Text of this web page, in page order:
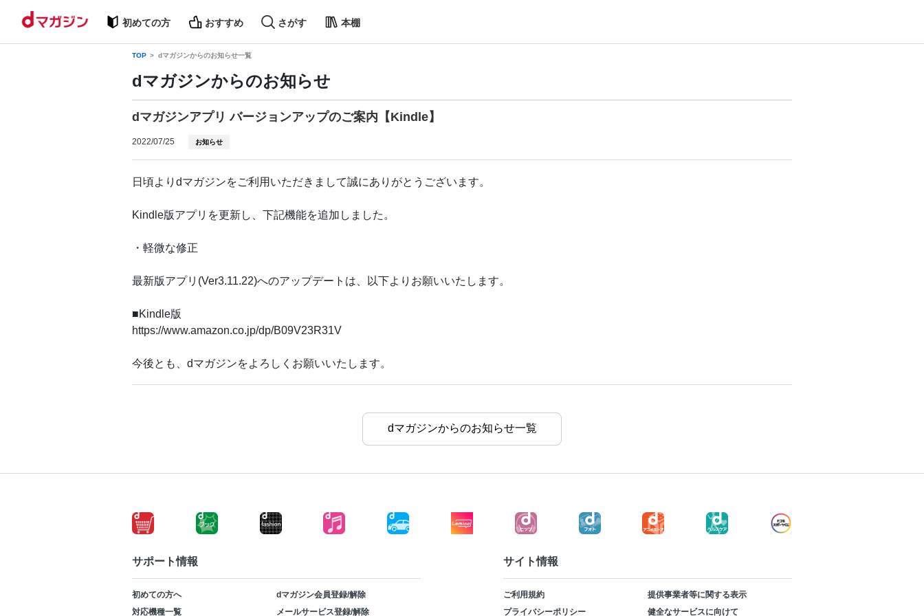
初めての方 おすすめ さがす 本棚
TOP dマガジンからのお知らせ一覧
dマガジンからのお知らせ
dマガジンアプリ バージョンアップのご案内【Kindle】
2022/07/25 お知らせ
日頃よりdマガジンをご利用いただきまして誠にありがとうございます。
Kindle版アプリを更新し、下記機能を追加しました。
・軽微な修正
最新版アプリ(Ver3.11.22)へのアップデートは、以下よりお願いいたします。
■Kindle版
https://www.amazon.co.jp/dp/B09V23R31V
今後とも、dマガジンをよろしくお願いいたします。
dマガジンからのお知らせ一覧
サポート情報
初めての方へ
dマガジン会員登録/解除
対応機種一覧
メールサービス登録/解除
サイト情報
ご利用規約
提供事業者等に関する表示
プライバシーポリシー
健全なサービスに向けて